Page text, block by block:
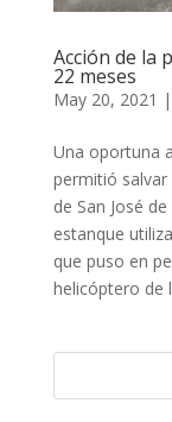
Acción de la
22 meses
May 20, 2021 |
Una oportuna
permitió salvar
de San José
estanque
que puso en
helicóptero de